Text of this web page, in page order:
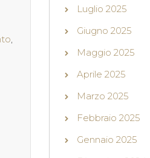
,
Luglio 2025
Giugno 2025
Maggio 2025
Aprile 2025
Marzo 2025
Febbraio 2025
Gennaio 2025